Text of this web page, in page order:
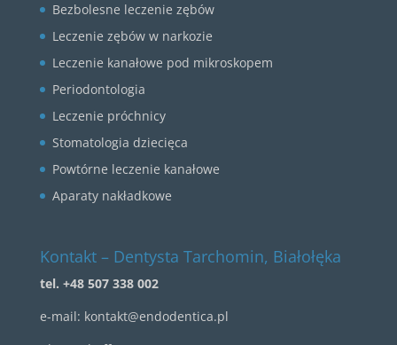
Bezbolesne leczenie zębów
Leczenie zębów w narkozie
Leczenie kanałowe pod mikroskopem
Periodontologia
Leczenie próchnicy
Stomatologia dziecięca
Powtórne leczenie kanałowe
Aparaty nakładkowe
Kontakt – Dentysta Tarchomin, Białołęka
tel. +48 507 338 002
e-mail: kontakt@endodentica.pl